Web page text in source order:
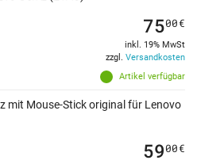
Artikel verfügbar
7500€
inkl. 19% MwSt
zzgl. Versandkosten
mit Mouse-Stick original für Lenovo
5900€